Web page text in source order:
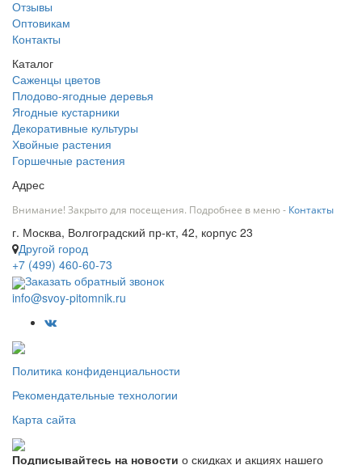
Отзывы
Оптовикам
Контакты
Каталог
Саженцы цветов
Плодово-ягодные деревья
Ягодные кустарники
Декоративные культуры
Хвойные растения
Горшечные растения
Адрес
Внимание! Закрыто для посещения. Подробнее в меню - Контакты
г. Москва, Волгоградский пр-кт, 42, корпус 23
Другой город
+7 (499) 460-60-73
Заказать обратный звонок
info@svoy-pitomnik.ru
Политика конфиденциальности
Рекомендательные технологии
Карта сайта
Подписывайтесь на новости о скидках и акциях нашего